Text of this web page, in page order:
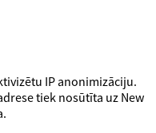
IP anonimizāciju.
tiek nosūtīta uz New